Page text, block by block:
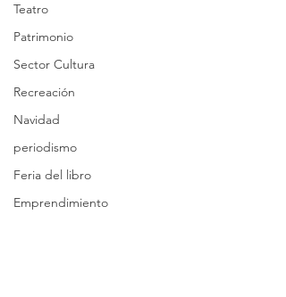
Teatro
Patrimonio
Sector Cultura
Recreación
Navidad
periodismo
Feria del libro
Emprendimiento